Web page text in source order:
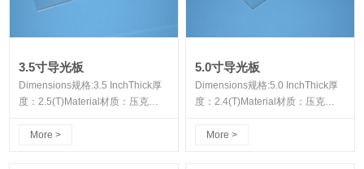
3.5寸导光板
Dimensions规格:3.5 InchThick厚
度：2.5(T)Material材质：压克
More >
5.0寸导光板
Dimensions规格:5.0 InchThick厚
度：2.4(T)Material材质：压克
More >